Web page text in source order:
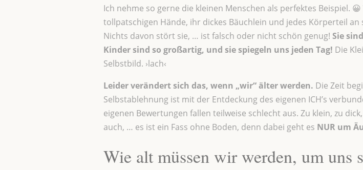
Ich nehme so gerne die kleinen Menschen als perfektes Beispiel.
tollpatschigen Hände, ihr dickes Bäuchlein und jedes Körperteil
Nichts davon stört sie, … ist falsch oder nicht schön genug! Sie
Kinder sind so großartig, und sie spiegeln uns jeden Tag! Die
Selbstbild. ›lach‹
Leider verändert sich das, wenn „wir“ älter werden. Die Zeit
Selbstablehnung ist mit der Entdeckung des eigenen ICH’s
eigenen Bewertungen fallen teilweise schlecht aus. Zu klein, zu
auch, … es ist ein Fass ohne Boden, denn dabei geht es NUR um
Wie alt müssen wir werden, um uns